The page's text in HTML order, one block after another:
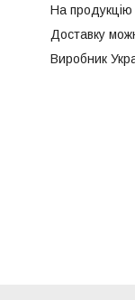
На продукцію
Доставку
Виробник